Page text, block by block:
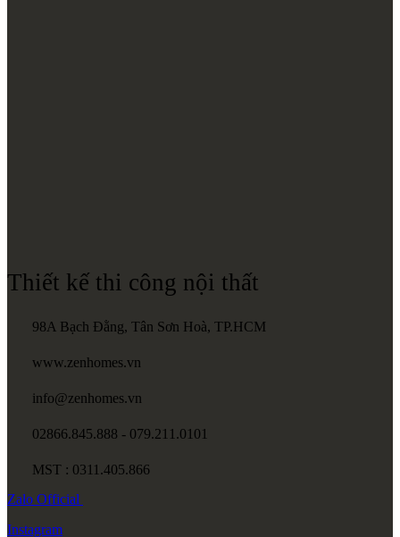
Thiết kế thi công nội thất
98A Bạch Đằng, Tân Sơn Hoà, TP.HCM
www.zenhomes.vn
info@zenhomes.vn
02866.845.888 - 079.211.0101
MST : 0311.405.866
Zalo Official
Instagram